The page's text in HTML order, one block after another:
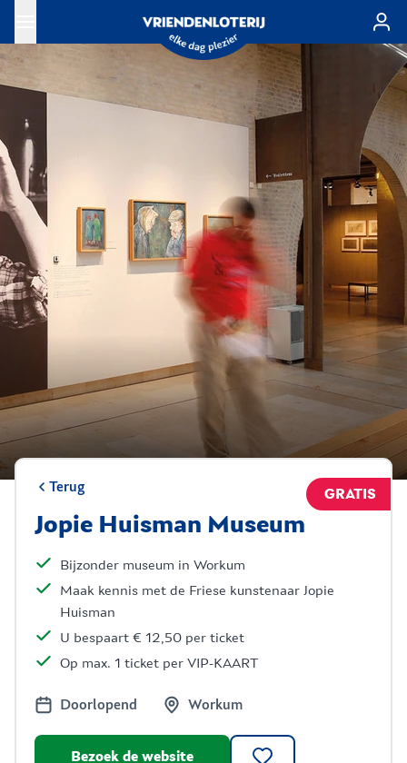
Ga naar de hoofdinhoud
Terug
Jopie Huisman Museum
GRATIS
Bijzonder museum in Workum
Maak kennis met de Friese kunstenaar Jopie
Huisman
U bespaart € 12,50 per ticket
Op max. 1 ticket per VIP-KAART
Doorlopend Workum
Bezoek de website